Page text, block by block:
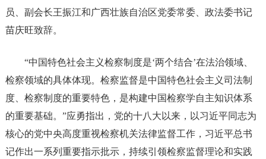
员、副会长王振江和广西壮族自治区党委常委、政法委书记
苗庆旺致辞。
“中国特色社会主义检察制度是‘两个结合’在法治领域、
检察领域的具体体现。检察监督是中国特色社会主义司法制
度、检察制度的重要特色，是构建中国检察学自主知识体系
的重要基础。”应勇指出，党的十八大以来，以习近平同志为
核心的党中央高度重视检察机关法律监督工作，习近平总书
记作出一系列重要指示批示，持续引领检察监督理论和实践